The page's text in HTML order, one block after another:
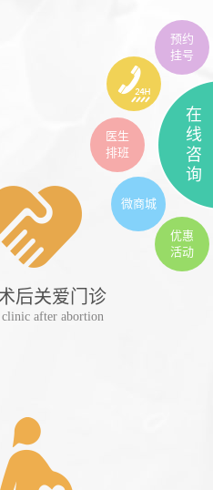
后关爱门诊
after abortion
在
线
咨
询
预约
挂号
医生
排班
微商城
优惠
活动